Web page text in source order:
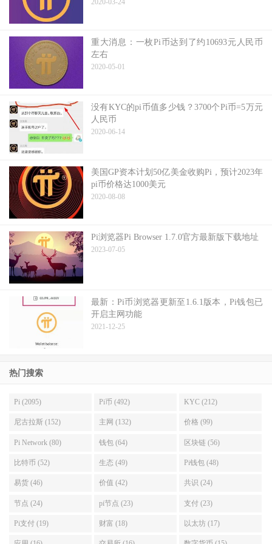
2020-03-24
重大消息：一枚Pi币达到了约10693元人民币
左右
2020-05-01
没有KYC的pi币值多少钱？3700个Pi币=5万元
人民币
2020-06-14
美国GP资本计划50亿美金收购Pi，预计2023年
pi币价格达1000美元
2020-08-08
Pi浏览器Pi Browser 1.7.0官方最新版下载地址
2023-07-05
最新：Pi币浏览器更新至1.6.1版本，Pi钱包已
开启主网功能
2021-12-25
热门搜索
Pi (2095) Pi币 (492) KYC (212)
尼古拉斯 (152) 主网 (132) 价格 (99)
Pi Network (80) 钱包 (64) 区块链 (56)
比特币 (52) 生态 (49) Pi钱包 (48)
易货 (46) 价值 (42) 共识 (24)
节点 (24) pi节点 (23) 支付 (23)
Pi支付 (19) 财富 (18) 以太坊 (17)